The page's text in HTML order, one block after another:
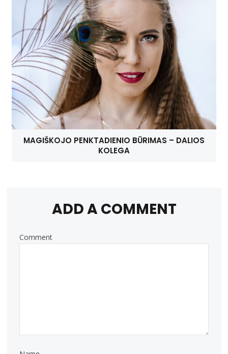
MAGIŠKOJO PENKTADIENIO BŪRIMAS – DALIOS
KOLEGA
ADD A COMMENT
Comment